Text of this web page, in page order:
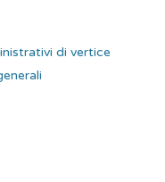
di vertice